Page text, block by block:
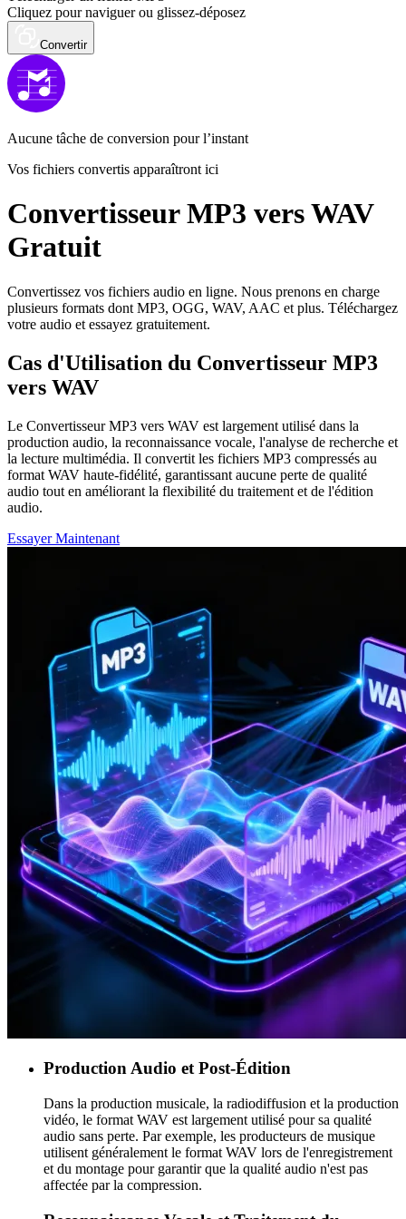
Cliquez pour naviguer ou glissez-déposez
Convertir
Aucune tâche de conversion pour l’instant
Vos fichiers convertis apparaîtront ici
Convertisseur MP3 vers WAV
Gratuit
Convertissez vos fichiers audio en ligne. Nous prenons en charge
plusieurs formats dont MP3, OGG, WAV, AAC et plus. Téléchargez
votre audio et essayez gratuitement.
Cas d'Utilisation du Convertisseur MP3
vers WAV
Le Convertisseur MP3 vers WAV est largement utilisé dans la
production audio, la reconnaissance vocale, l'analyse de recherche et
la lecture multimédia. Il convertit les fichiers MP3 compressés au
format WAV haute-fidélité, garantissant aucune perte de qualité
audio tout en améliorant la flexibilité du traitement et de l'édition
audio.
Essayer Maintenant
Production Audio et Post-Édition
Dans la production musicale, la radiodiffusion et la production
vidéo, le format WAV est largement utilisé pour sa qualité
audio sans perte. Par exemple, les producteurs de musique
utilisent généralement le format WAV lors de l'enregistrement
et du montage pour garantir que la qualité audio n'est pas
affectée par la compression.